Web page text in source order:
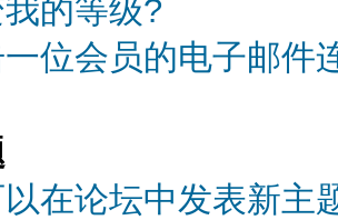
的等级?
位会员的电子邮件
在论坛中发表新主